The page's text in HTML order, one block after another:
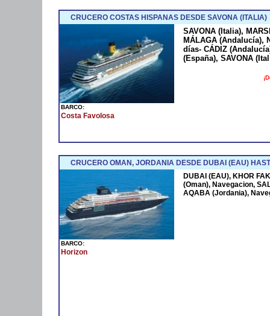
CRUCERO COSTAS HISPANAS DESDE SAVONA (ITALIA)
BARCO:
Costa Favolosa
SAVONA (Italia),
MÁLAGA (Andalucía),
días- CÁDIZ
(España), SAVONA
CRUCERO OMAN, JORDANIA DESDE DUBAI (EAU)
BARCO:
Horizon
DUBAI (EAU), KHOR
(Oman), Navegacion,
AQABA (Jordania),